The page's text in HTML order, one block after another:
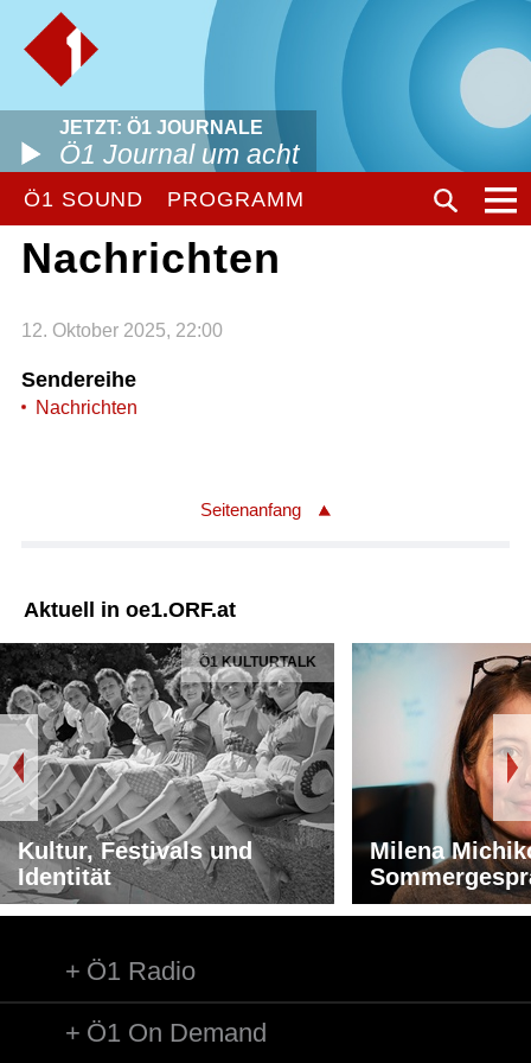
JETZT: Ö1 JOURNALE
Ö1 Journal um acht
Ö1 SOUND PROGRAMM
Nachrichten
12. Oktober 2025, 22:00
Sendereihe
Nachrichten
Seitenanfang
Aktuell in oe1.ORF.at
Ö1 KULTURTALK
Kultur, Festivals und
Identität
Milena
Ö1 Radio
Ö1 On Demand